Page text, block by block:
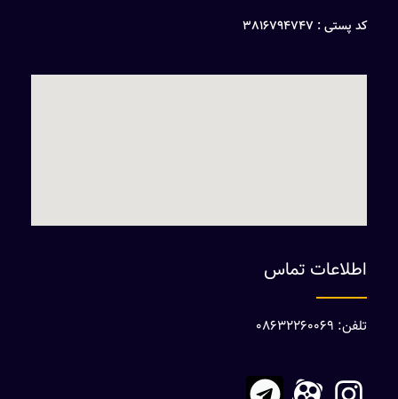
کد پستی : 3816794747
اطلاعات تماس
تلفن: 08632260069